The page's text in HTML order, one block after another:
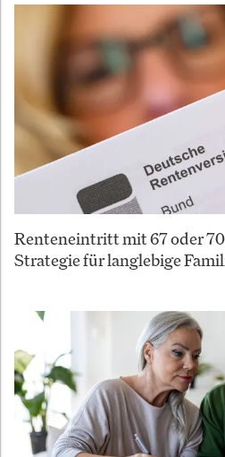
Renteneintritt mit 67 oder
Strategie für langlebige